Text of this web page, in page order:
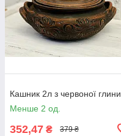
Кашник 2л з червоної глини
Менше 2 од.
352,47 ₴ 379 ₴